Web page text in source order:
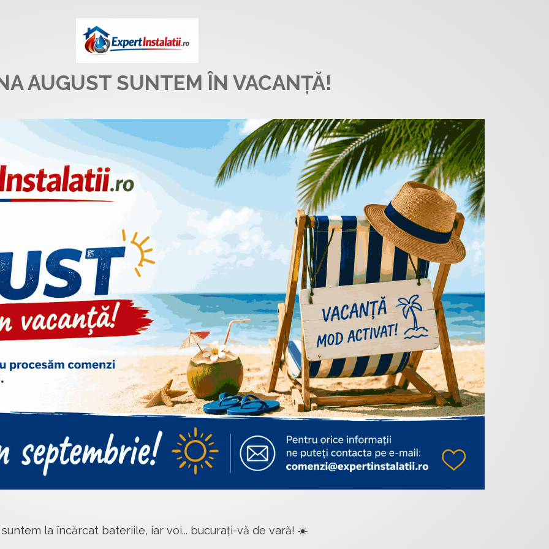
AUGUST SUNTEM ÎN VACANȚĂ!
suntem la încărcat bateriile, iar voi... bucurați-vă de vară! ☀️